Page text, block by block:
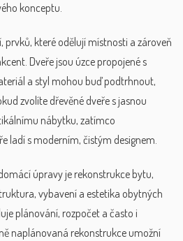
konceptu.
, prvků, které odělují místnosti a zároveň
. Dveře jsou úzce propojené s
a styl mohou buď podtrhnout,
zvolíte dřevěné dveře s jasnou
nábytku, zatímco
ladí s moderním, čistým designem.
úpravy je rekonstrukce bytu,
vybavení a estetika obytných
plánování, rozpočet a často i
naplánovaná rekonstrukce umožní